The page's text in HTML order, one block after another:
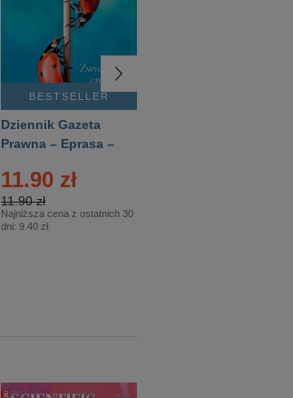
BESTSELLER
Dziennik Gazeta
Prawna – Eprasa –
11.90 zł
11.90 zł
Najniższa cena z ostatnich 30
dni: 9.40 zł